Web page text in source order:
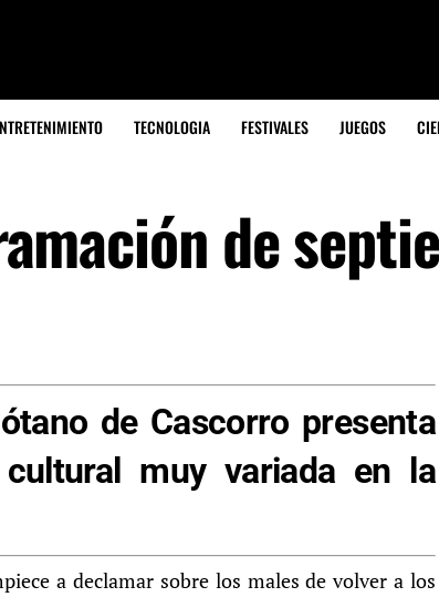
TECNOLOGIA FESTIVALES JUEGOS
de
de Cascorro presenta
muy variada en la
a declamar sobre los males de volver a los